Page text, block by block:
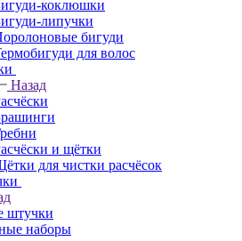
коклюшки
липучки
бигуди
для волос
Назад
и щётки
для чистки расчёсок
штучки
наборы